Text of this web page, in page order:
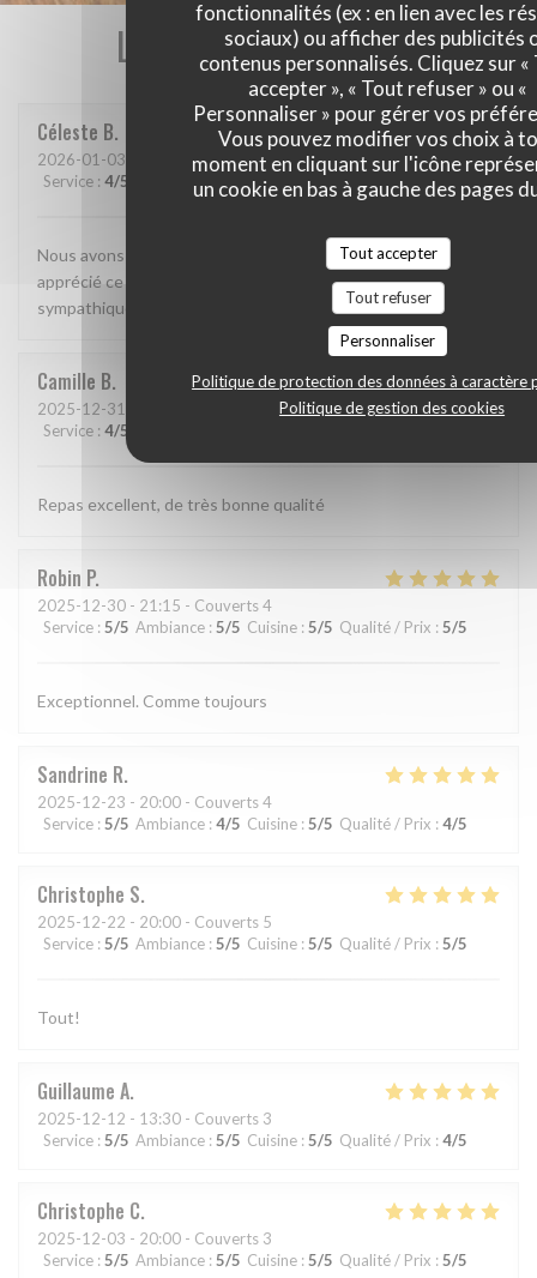
fonctionnalités (ex : en lien avec les
sociaux) ou afficher des publicités
contenus personnalisés. Cliquez sur «
accepter », « Tout refuser » ou «
Personnaliser » pour gérer vos
Vous pouvez modifier vos choix à
moment en cliquant sur l'icône
un cookie en bas à gauche des pages
Tout accepter
Tout refuser
Personnaliser
Politique de protection des données à caractère
Politique de gestion des cookies
Les avis de nos clients
Céleste B
2026-01-03 - 20:00 - Couverts 2
Service : 4/5 Cuisine 5 /5 Qualité / Prix :
Nous avons découvert ce restaurant et avons beaucoup
apprécié ce que nous avons mangé. Le personnel était très
sympathique et attentionné. On reviendra
Camille B
2025-12-31
Service : 4/5
Repas excellent, de très bonne qualité
Robin P
2025-12-30 - 21:15 - Couverts 4
Service : 5/5 Ambiance : 5/5 Cuisine : 5/5 Qualité / Prix : 5/5
Exceptionnel. Comme toujours
Sandrine R
2025-12-23 - 20:00 - Couverts 4
Service : 5/5 Ambiance : 4/5 Cuisine : 5/5 Qualité / Prix : 4/5
Christophe S
2025-12-22 - 20:00 - Couverts 5
Service : 5/5 Ambiance : 5/5 Cuisine : 5/5 Qualité / Prix : 5/5
Tout!
Guillaume A
2025-12-12 - 13:30 - Couverts 3
Service : 5/5 Ambiance : 5/5 Cuisine : 5/5 Qualité / Prix : 4/5
Christophe C
2025-12-03 - 20:00 - Couverts 3
Service : 5/5 Ambiance : 5/5 Cuisine : 5/5 Qualité / Prix : 5/5